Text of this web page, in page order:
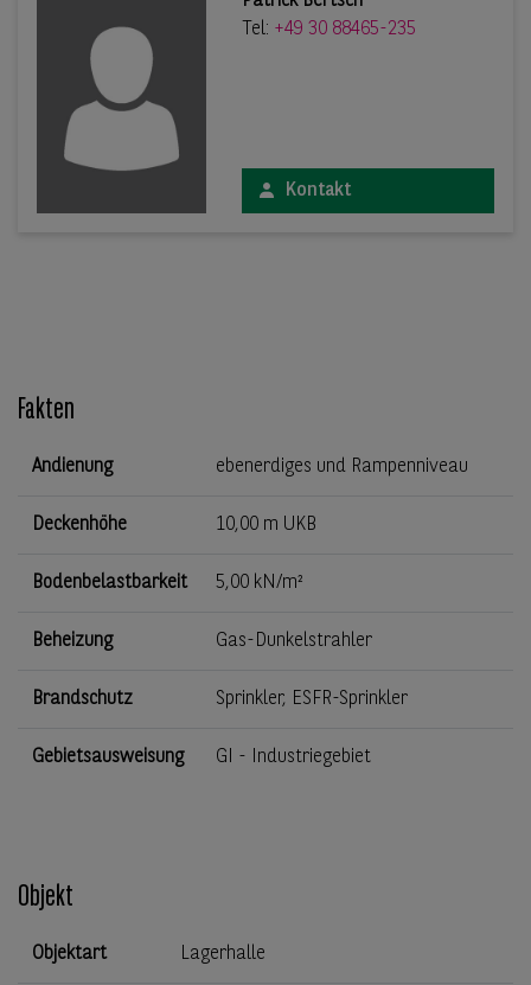
Tel: +49 30 88465-235
Kontakt
Fakten
Andienung ebenerdiges und Rampenniveau
Deckenhöhe 10,00 m UKB
Bodenbelastbarkeit 5,00 kN/m²
Beheizung Gas-Dunkelstrahler
Brandschutz Sprinkler, ESFR-Sprinkler
Gebietsausweisung GI - Industriegebiet
Objekt
Objektart Lagerhalle